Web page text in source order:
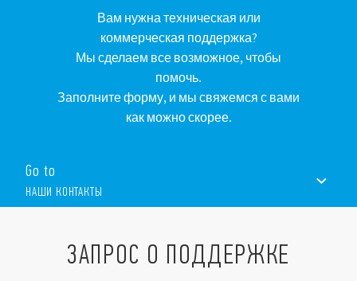
Вам нужна техническая или
коммерческая поддержка?
Мы сделаем все возможное, чтобы
помочь.
Заполните форму, и мы свяжемся с вами
как можно скорее.
Go to
НАШИ КОНТАКТЫ
ЗАПРОС О ПОДДЕРЖКЕ
ЗАПРОС О ПОДДЕРЖКЕ